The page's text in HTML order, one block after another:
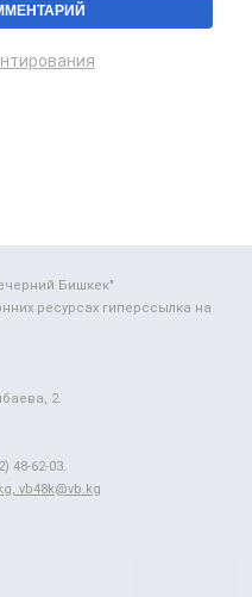
Бишкек"
ресурсах гиперссылка на
2.
48-62-03.
vb48k@vb.kg